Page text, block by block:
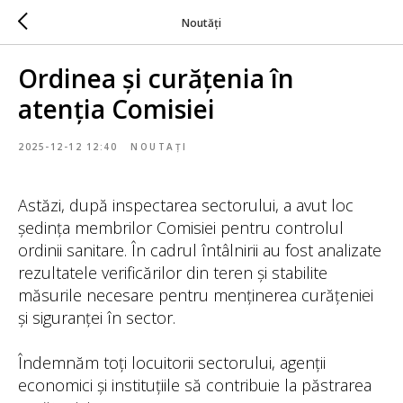
Noutăți
Ordinea și curățenia în
atenția Comisiei
2025-12-12 12:40 NOUTAȚI
Astăzi, după inspectarea sectorului, a avut loc
ședința membrilor Comisiei pentru controlul
ordinii sanitare. În cadrul întâlnirii au fost analizate
rezultatele verificărilor din teren și stabilite
măsurile necesare pentru menținerea curățeniei
și siguranței în sector.
Îndemnăm toți locuitorii sectorului, agenții
economici și instituțiile să contribuie la păstrarea